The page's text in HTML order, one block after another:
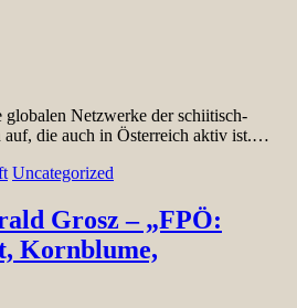
Netzwerke der schiitisch-
auf, die auch in Österreich aktiv ist.…
Uncategorized
Grosz – „FPÖ:
Kornblume,